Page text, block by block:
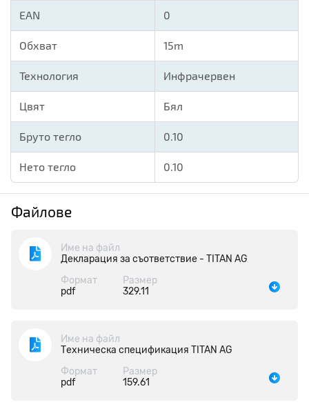
EAN 0
Обхват 15m
Технология Инфрачервен
Цвят Бял
Бруто тегло 0.10
Нето тегло 0.10
Файлове
Име на файл
Декларация за съответствие - TITAN AG
Формат
pdf
Размер
329.11
Име на файл
Техническа спецификация ТITAN AG
Формат
pdf
Размер
159.61